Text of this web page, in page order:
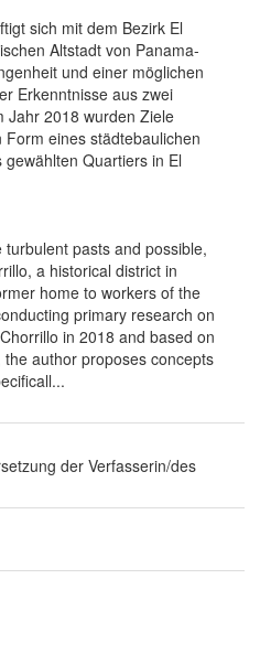
sich mit dem Bezirk El
Altstadt von Panama-
und einer möglichen
Erkenntnisse aus zwei
Jahr 2018 wurden Ziele
eines städtebaulichen
Quartiers in El
pasts and possible,
a historical district in
home to workers of the
primary research on
in 2018 and based on
author proposes concepts
der Verfasserin/des